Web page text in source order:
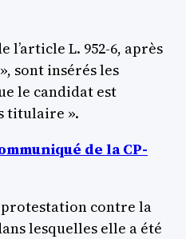
l’article L. 952-6, après
sont insérés les
le candidat est
titulaire ».
de la CP-
protestation contre la
lesquelles elle a été